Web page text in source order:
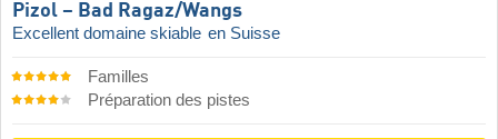
Pizol – Bad Ragaz/​Wangs
Excellent domaine skiable en Suisse
Familles
Préparation des pistes